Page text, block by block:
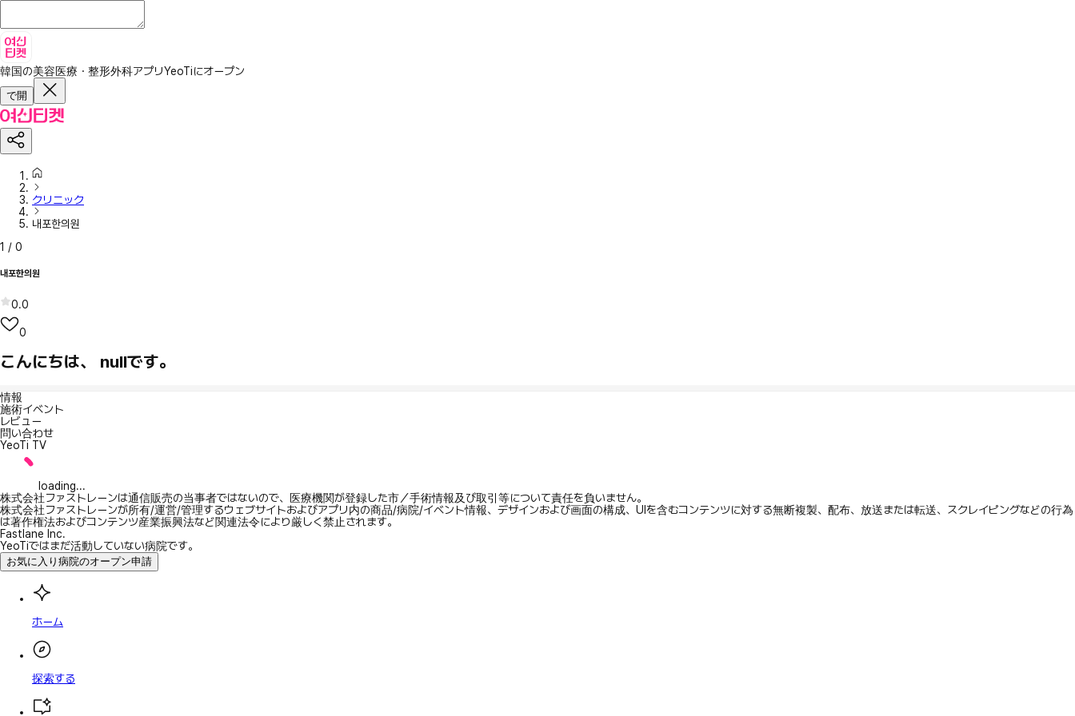
韓国の美容医療・整形外科アプリYeoTiにオープン
で開
クリニック
내포한의원
1 / 0
내포한의원
0.0
0
こんにちは、 nullです。
情報
施術イベント
レビュー
問い合わせ
YeoTi TV
loading...
株式会社ファストレーンは通信販売の当事者ではないので、医療機関が登録した市／手術情報及び取引等について責任を負いません。
株式会社ファストレーンが所有/運営/管理するウェブサイトおよびアプリ内の商品/病院/イベント情報、デザインおよび画面の構成、UIを含むコンテンツに対する無断複製、配布、放送または転送、スクレイピングなどの行為
は著作権法およびコンテンツ産業振興法など関連法令により厳しく禁止されます。
Fastlane Inc.
YeoTiではまだ活動していない病院です。
お気に入り病院のオープン申請
ホーム
探索する